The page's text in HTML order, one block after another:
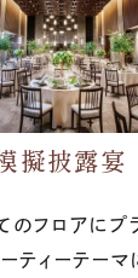
擬披露宴
のフロアにプ
ティーテー